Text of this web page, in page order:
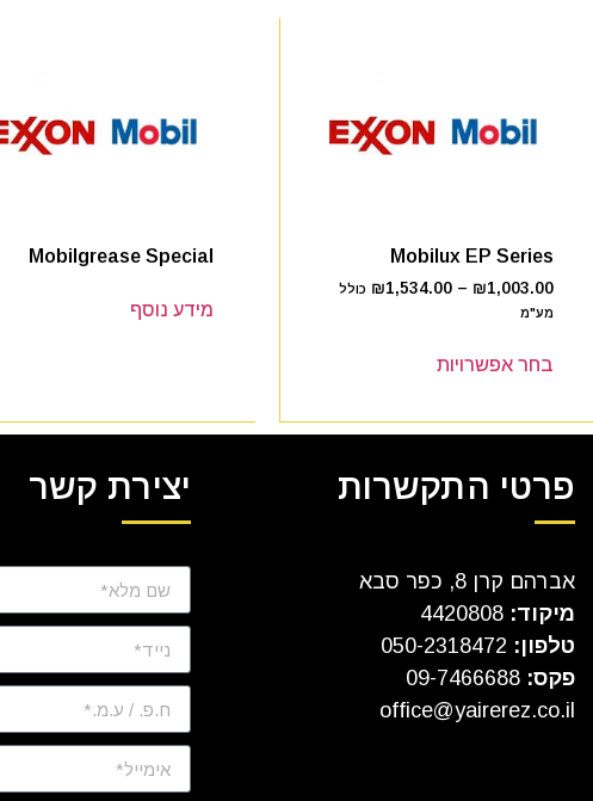
Mobilux EP Series
₪1,003.00
–
₪1,534.00
כולל
מע"מ
בחר אפשרויות
Mobilgrease Special
מידע נוסף
פרטי התקשרות
אברהם קרן 8, כפר סבא
מיקוד:
טלפון:
פקס: 09-7466688
office@yairerez.co.il
יצירת קשר